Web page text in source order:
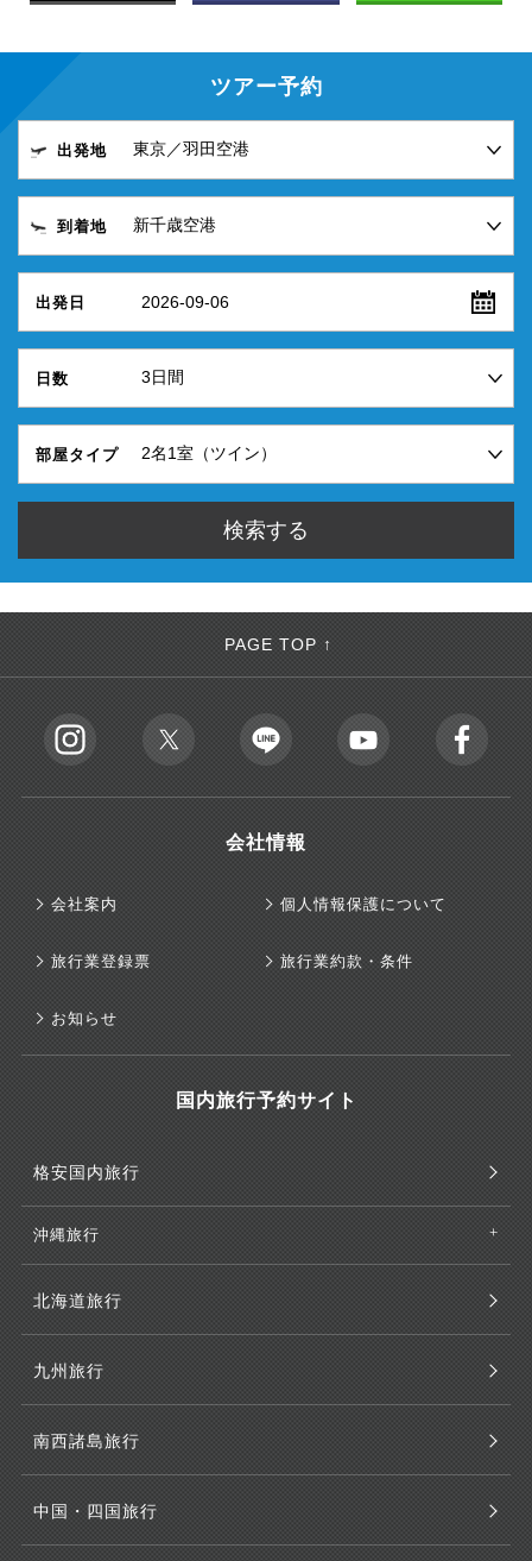
ツアー予約
出発地
到着地
出発日 2026-09-06
日数
部屋タイプ
PAGE TOP ↑
会社情報
会社案内 個人情報保護について
旅行業登録票 旅行業約款・条件
お知らせ
国内旅行予約サイト
格安国内旅行
沖縄旅行
北海道旅行
九州旅行
南西諸島旅行
中国・四国旅行